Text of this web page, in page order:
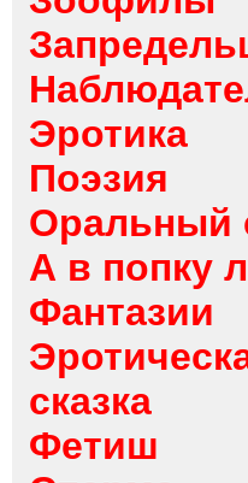
Эротика
Поэзия
Оральный
А в попку
Фантазии
сказка
Фетиш